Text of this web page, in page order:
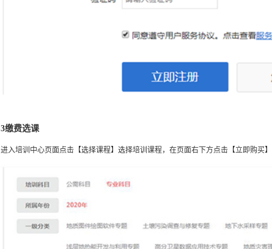
3缴费选课
进入培训中心页面点击【选择课程】选择培训课程，在页面右下方点击【立即购买】